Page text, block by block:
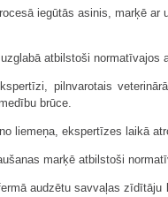
iegūtās asinis, marķē
atbilstoši normatīvajos
pilnvarotais
brūce.
liemeņa, ekspertīzes laikā
marķē atbilstoši
audzētu savvaļas